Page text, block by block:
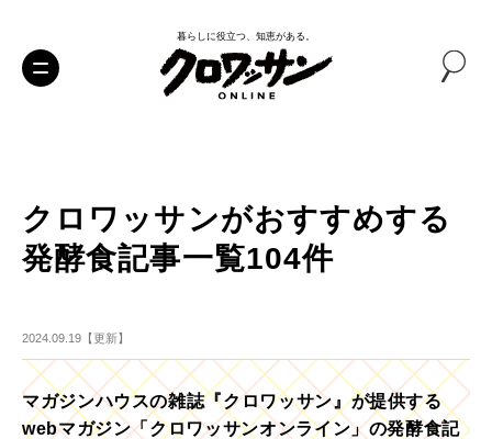
暮らしに役立つ、知恵がある。
クロワッサンがおすすめする
発酵食記事一覧104件
2024.09.19【更新】
マガジンハウスの雑誌『クロワッサン』が提供する
webマガジン「クロワッサンオンライン」の発酵食記